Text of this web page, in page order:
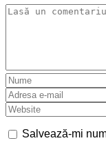
Salvează-mi